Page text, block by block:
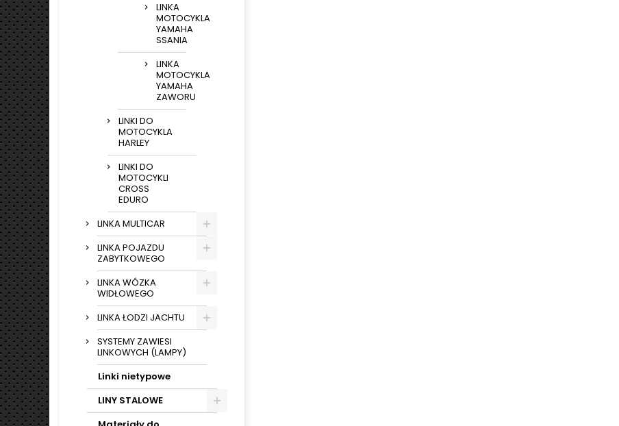
LINKA
MOTOCYKLA
YAMAHA
SSANIA
LINKA
MOTOCYKLA
YAMAHA
ZAWORU
LINKI DO
MOTOCYKLA
HARLEY
LINKI DO
MOTOCYKLI
CROSS
EDURO
LINKA MULTICAR
LINKA POJAZDU
ZABYTKOWEGO
LINKA WÓZKA
WIDŁOWEGO
LINKA ŁODZI JACHTU
SYSTEMY ZAWIESI
LINKOWYCH (LAMPY)
Linki nietypowe
LINY STALOWE